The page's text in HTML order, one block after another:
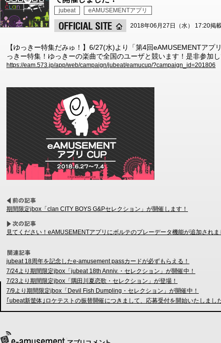
jubeat eAMUSEMENTアプリ
2018年06月27日（水） 17:20掲
【ゆっきー特集だみゅ！】6/27(水)より「第4回eAMUSEMENTア
っきー特集！ゆっきーの楽曲で全国のユーザと競います！是非参加
https://eam.573.jp/app/web/campaign/jubeat/eamucup/?campaign_id=201806
期間限定jbox「clan CITY BOYS G&Pセレクション」が開催します！
見てください！eAMUSEMENTアプリにボルテのプレーデータ機能が追加され
jubeat 18周年を記念したe-amusement passカードが必ずもらえる！
7/24より期間限定jbox「jubeat 18th Anniv.・セレクション」が開催中！
7/23より期間限定jbox「隅田川夏恋歌・セレクション」が登場！
7/9より期間限定jbox「Devil Fish Dumpling・セレクション」が開催中！
｢ubeat新筐体｣ロケテストの振替開催につきまして、応募受付を開始いたしまし